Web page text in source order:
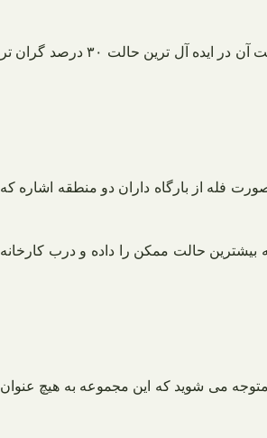
به واقع اگر کسی به شما گفت که ما کشمش صددرصد طلایی می دهیم بدانید که قطعاً دروغ می گوید و اگر هم کسی این کار را برای شما انجام دهد بدون شک قیمت آن در ایده آل ترین حالت ۳۰ درصد گران تر
فله از بارگاه داران دو منطقه اشاره که
بیشترین حالت ممکن را داده و درب کارخانه
متوجه می شوید که این مجموعه به هیچ عنوان